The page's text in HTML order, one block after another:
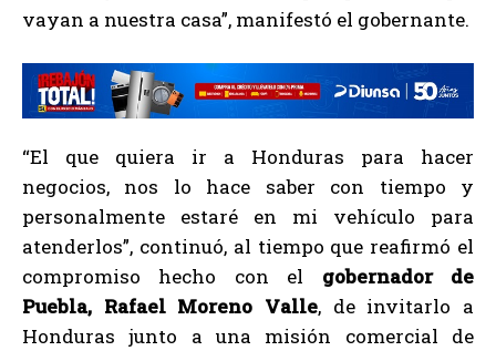
vayan a nuestra casa”, manifestó el gobernante.
“El que quiera ir a Honduras para hacer
negocios, nos lo hace saber con tiempo y
personalmente estaré en mi vehículo para
atenderlos”, continuó, al tiempo que reafirmó el
compromiso hecho con el gobernador de
Puebla, Rafael Moreno Valle, de invitarlo a
Honduras junto a una misión comercial de